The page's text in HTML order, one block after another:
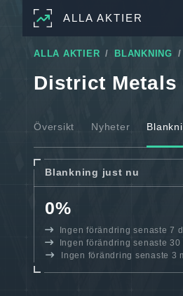
ALLA AKTIER
ALLA AKTIER BLANKNING
District Metals
Översikt Nyheter
Blankning just nu
0%
Ingen förändring senaste 7
Ingen förändring senaste 30
Ingen förändring senaste 3